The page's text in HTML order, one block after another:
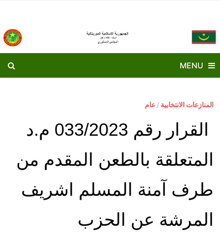
content
MENU
المنازعات الانتخابية /عام
القرار رقم 033/2023 م.د
المتعلقة بالطعن المقدم من
طرف آمنة المسلم اشريف
المرشة عن الحزب